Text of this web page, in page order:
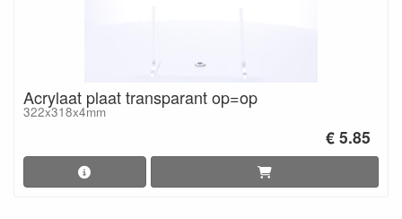
Acrylaat plaat transparant op=op
322x318x4mm
€ 5.85